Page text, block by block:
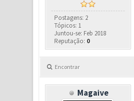
Postagens: 2
Tópicos: 1
Juntou-se: Feb 2018
Reputação: 0
Encontrar
Magaive